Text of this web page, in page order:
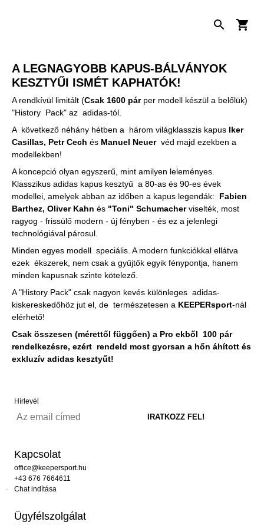
A LEGNAGYOBB KAPUS-BÁLVÁNYOK
KESZTYŰI ISMÉT KAPHATÓK!
A rendkívül limitált (Csak 1600 párper modell készül a belőlük)
"History Pack" az adidas-tól.
A következő néhány hétben a három világklasszis kapus Iker
Casillas, Petr Cech és Manuel Neuervéd majd ezekben a
modellekben!
A koncepció olyan egyszerű, mint amilyen leleményes.
Klasszikus adidas kapus kesztyű a 80-as és 90-es évek
modellei, amelyek abban az időben a kapus legendák: Fabien
Barthez, Oliver Kahn és "Toni" Schumacherviselték, most
ragyog - frissülő modern - új fényben - és ez a jelenlegi
technológiával párosul.
Minden egyes modell speciális. A modern funkciókkal ellátva
ezek ékszerek, nem csak a gyűjtők egyik fénypontja, hanem
minden kapusnak szinte kötelező.
A "History Pack" csak nagyon kevés különleges adidas-
kiskereskedőhöz jut el, de természetesen a KEEPERsport-nál
elérhető!
Csak összesen (mérettől függően) a Pro ekből 100 pár
rendelkezésre, ezért rendeld most gyorsan a hőn áhított és
exkluzív adidas kesztyűt!
Hírlevél
Kapcsolat
office@keepersport.hu
+43 676 7664611
Chat indítása
Ügyfélszolgálat